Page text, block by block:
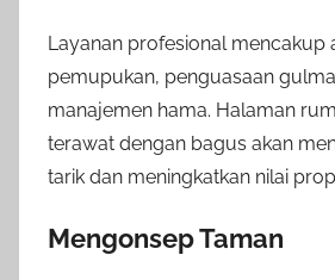
Layanan profesional mencakup
pemupukan, penguasaan
manajemen hama. Halaman
terawat dengan bagus akan
tarik dan meningkatkan nilai
Mengonsep Taman